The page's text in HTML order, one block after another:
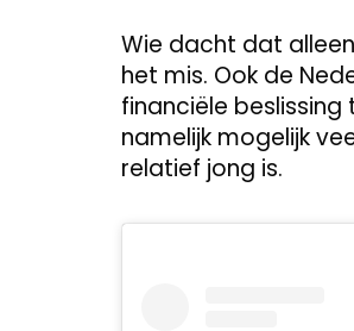
Wie dacht dat
het mis. Ook de
financiële beslissing
namelijk mogelijk
relatief jong is.